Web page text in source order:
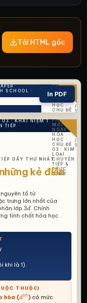
Tải HTML gốc